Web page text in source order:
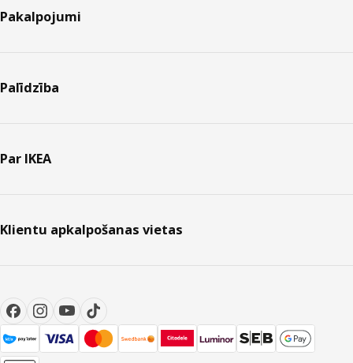
Pakalpojumi
Palīdzība
Par IKEA
Klientu apkalpošanas vietas